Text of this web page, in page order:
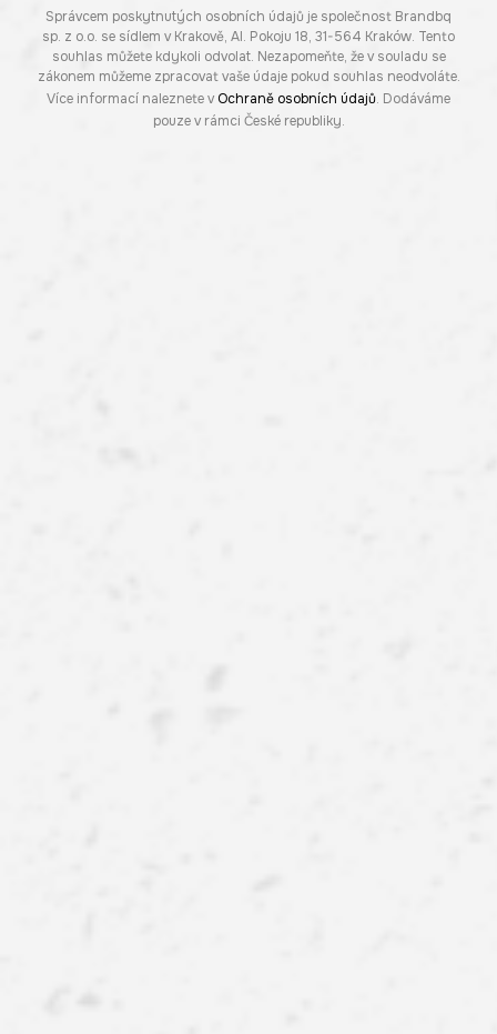
Správcem poskytnutých osobních údajů je společnost Brandbq
sp. z o.o. se sídlem v Krakově, Al. Pokoju 18, 31-564 Kraków. Tento
souhlas můžete kdykoli odvolat. Nezapomeňte, že v souladu se
zákonem můžeme zpracovat vaše údaje pokud souhlas neodvoláte.
Více informací naleznete v Ochraně osobních údajů. Dodáváme
pouze v rámci České republiky.